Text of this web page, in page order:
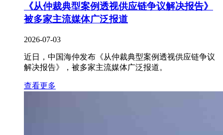
《从仲裁典型案例透视供应链争议解决报告》
被多家主流媒体广泛报道
2026-07-03
近日，中国海仲发布《从仲裁典型案例透视供应链争议
解决报告》，被多家主流媒体广泛报道。
查看更多